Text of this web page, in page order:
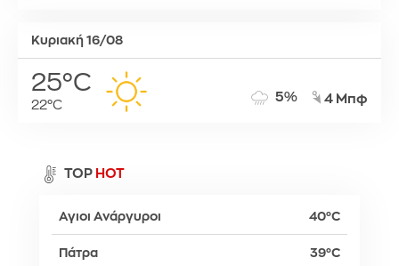
Κυριακή 16/08
25°C
22°C
5% 4 Μπφ
TOP HOT
Αγιοι Ανάργυροι 40°C
Πάτρα 39°C